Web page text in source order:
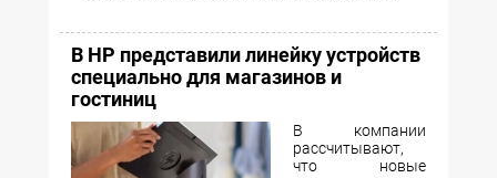
В HP представили линейку устройств
специально для магазинов и
гостиниц
В компании
рассчитывают,
что новые